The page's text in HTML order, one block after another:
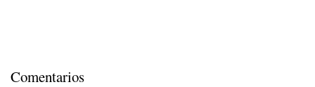
Comentarios